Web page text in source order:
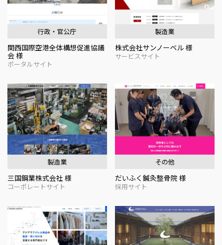
行政・官公庁
関西国際空港全体構想促進協議
会 様
ポータルサイト
製造業
株式会社サンノーベル 様
サービスサイト
製造業
三国鋼業株式会社 様
コーポレートサイト
その他
だいふく鍼灸整骨院 様
採用サイト